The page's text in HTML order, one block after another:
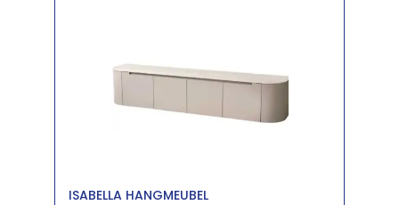
ISABELLA HANGMEUBEL